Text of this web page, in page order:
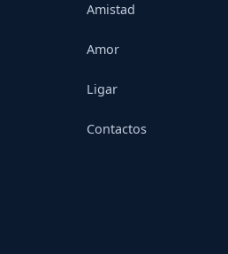
Amistad
Amor
Ligar
Contactos